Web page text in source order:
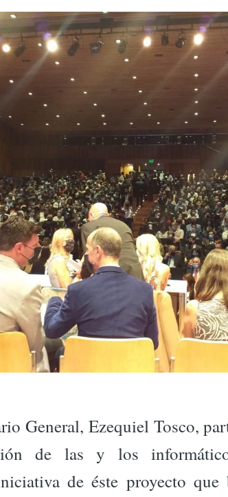
General, Ezequiel Tosco,
de las y los
de éste proyecto que